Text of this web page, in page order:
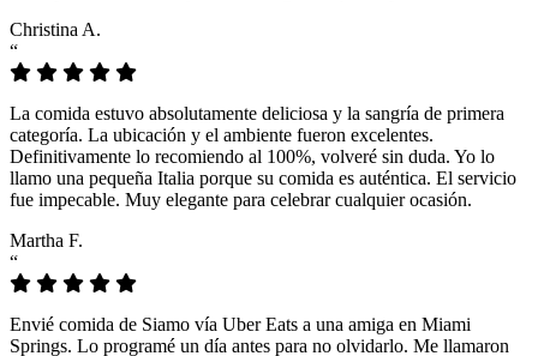
Christina A.
“
La comida estuvo absolutamente deliciosa y la sangría de primera
categoría. La ubicación y el ambiente fueron excelentes.
Definitivamente lo recomiendo al 100%, volveré sin duda. Yo lo
llamo una pequeña Italia porque su comida es auténtica. El servicio
fue impecable. Muy elegante para celebrar cualquier ocasión.
Martha F.
“
Envié comida de Siamo vía Uber Eats a una amiga en Miami
Springs. Lo programé un día antes para no olvidarlo. Me llamaron